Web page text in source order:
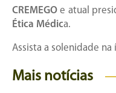
CREMEGO e atual
Ética Médica.
Assista a solenidade
Mais notícias